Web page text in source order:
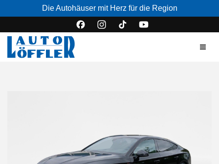
Die Autohäuser mit Herz für die Region